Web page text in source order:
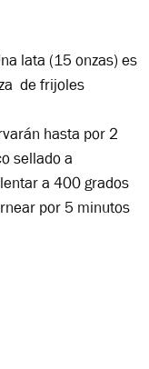
lata (15 onzas) es
de frijoles
hasta por 2
sellado a
a 400 grados
por 5 minutos